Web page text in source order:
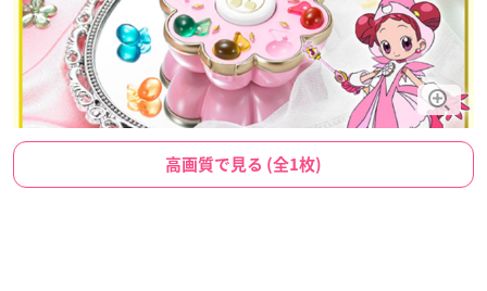
高画質で見る (全1枚)